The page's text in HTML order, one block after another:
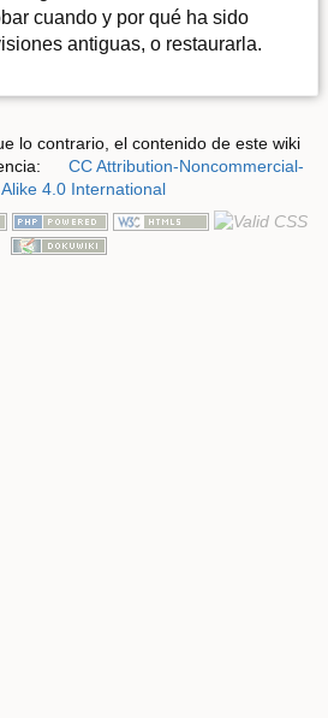
cuando y por qué ha sido
antiguas, o restaurarla.
lo contrario, el contenido de este wiki
CC Attribution-Noncommercial-
4.0 International